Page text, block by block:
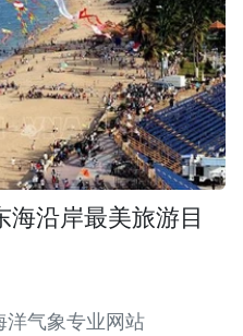
沿岸最美旅游目
洋气象专业网站